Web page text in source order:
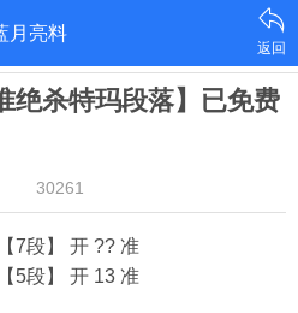
月亮料
返回
绝杀特玛段落】已免费
30261
7段】 开 ?? 准
5段】 开 13 准